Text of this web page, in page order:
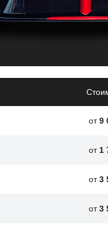
безопасность
от9
от 1
от3
от3